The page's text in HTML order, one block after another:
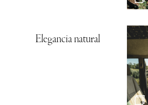
Elegancia natural